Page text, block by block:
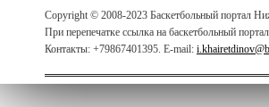
Copyright © 2008-2023 Баскетбольный портал
При перепечатке ссылка на баскетбольный
Контакты: +79867401395. E-mail: